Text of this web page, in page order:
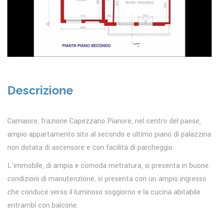
Descrizione
Camaiore, frazione Capezzano Pianore, nel centro del paese,
ampio appartamento sito al secondo e ultimo piano di palazzina
non dotata di ascensore e con facilità di parcheggio.
L'immobile, di ampia e comoda metratura, si presenta in buone
condizioni di manutenzione, si presenta con un ampio ingresso
che conduce verso il luminoso soggiorno e la cucina abitabile
entrambi con balcone.